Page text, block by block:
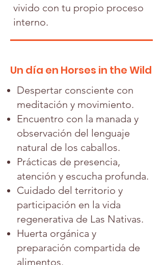
vivido con tu propio proceso
interno.
Un día en Horses in the Wild
Despertar consciente con
meditación y movimiento.
Encuentro con la manada y
observación del lenguaje
natural de los caballos.
Prácticas de presencia,
atención y escucha profunda.
Cuidado del territorio y
participación en la vida
regenerativa de Las Nativas.
Huerta orgánica y
preparación compartida de
alimentos.